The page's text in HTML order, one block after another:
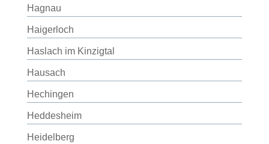
Hagnau
Haigerloch
Haslach im Kinzigtal
Hausach
Hechingen
Heddesheim
Heidelberg